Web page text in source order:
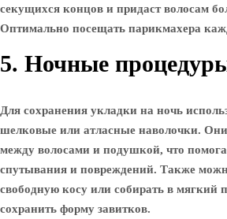
секущихся концов и придаст волосам
Оптимально посещать парикмахера
5. Ночные
Для сохранения укладки на ночь
шелковые или атласные наволочки.
между волосами и подушкой, что
спутывания и повреждений. Также
свободную косу или собирать в мягкий
сохранить форму завитков.